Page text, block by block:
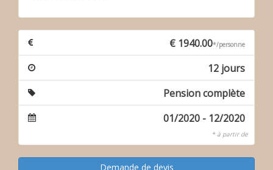
€ 1940.00*/personne
12 jours
Pension complète
01/2020 - 12/2020
* à partir de